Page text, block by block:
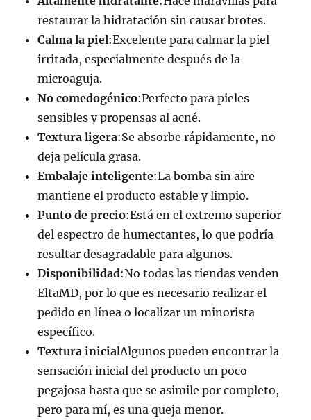
restaurar la hidratación sin causar brotes.
Calma la piel:Excelente para calmar la piel
irritada, especialmente después de la
microaguja.
No comedogénico:Perfecto para pieles
sensibles y propensas al acné.
Textura ligera:Se absorbe rápidamente, no
deja película grasa.
Embalaje inteligente:La bomba sin aire
mantiene el producto estable y limpio.
Punto de precio:Está en el extremo superior
del espectro de humectantes, lo que podría
resultar desagradable para algunos.
Disponibilidad:No todas las tiendas venden
EltaMD, por lo que es necesario realizar el
pedido en línea o localizar un minorista
específico.
Textura inicialAlgunos pueden encontrar la
sensación inicial del producto un poco
pegajosa hasta que se asimile por completo,
pero para mí, es una queja menor.